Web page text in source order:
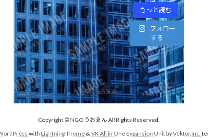
もっと読む
フォロー
する
NGOうおゑん
Copyright © NGOうおゑん All Rights Reserved.
with Lightning Theme & VK All in One Expansion UnitbyVektor,Inc.